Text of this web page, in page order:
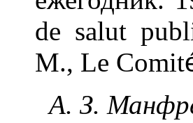
de salut
М., Le Comit
А. З.